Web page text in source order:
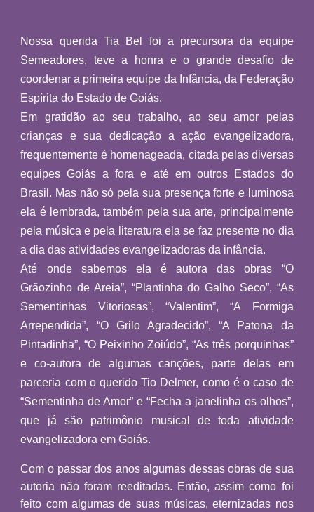
Nossa querida Tia Bel foi a precursora da equipe
Semeadores, teve a honra e o grande desafio de
coordenar a primeira equipe da Infância, da Federação
Espírita do Estado de Goiás.
Em gratidão ao seu trabalho, ao seu amor pelas
crianças e sua dedicação a ação evangelizadora,
frequentemente é homenageada, citada pelas diversas
equipes Goiás a fora e até em outros Estados do
Brasil. Mas não só pela sua presença forte e luminosa
ela é lembrada, também pela sua arte, principalmente
pela música e pela literatura ela se faz presente no dia
a dia das atividades evangelizadoras da infância.
Até onde sabemos ela é autora das obras “O
Grãozinho de Areia”, “Plantinha do Galho Seco”, “As
Sementinhas Vitoriosas”, “Valentim”, “A Formiga
Arrependida”, “O Grilo Agradecido”, “A Patona da
Pintadinha”, “O Peixinho Zoiúdo”, “As três porquinhas”
e co-autora de algumas canções, parte delas em
parceria com o querido Tio Delmer, como é o caso de
“Sementinha de Amor” e “Fecha a janelinha os olhos”,
que já são patrimônio musical de toda atividade
evangelizadora em Goiás.
Com o passar dos anos algumas dessas obras de sua
autoria não foram reeditadas. Então, assim como foi
feito com algumas de suas músicas, eternizadas nos